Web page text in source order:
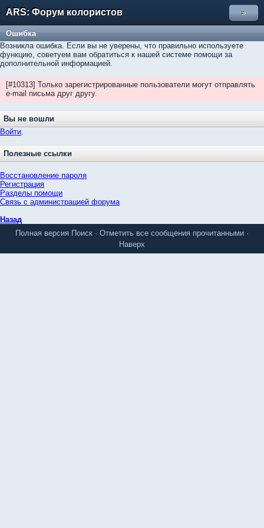
ARS: Форум колористов »
Ошибка
Возникла ошибка. Если вы не уверены, что правильно используете
функцию, советуем вам обратиться к нашей системе помощи за
дополнительной информацией.
[#10313] Только зарегистрированные пользователи могут отправлять
e-mail письма друг другу.
Вы не вошли
Войти.
Полезные ссылки
Восстановление пароля
Регистрация
Разделы помощи
Связь с администрацией форума
Назад
Полная версия Поиск · Отметить все сообщения прочитанными ·
Наверх